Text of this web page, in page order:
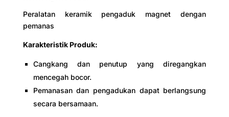
Working me
Continuous
Peralatan keramik pengaduk magnet dengan
pemanas
Karakteristik Produk:
Cangkang dan penutup yang diregangkan
mencegah bocor.
Pemanasan dan pengadukan dapat berlangsung
secara bersamaan.